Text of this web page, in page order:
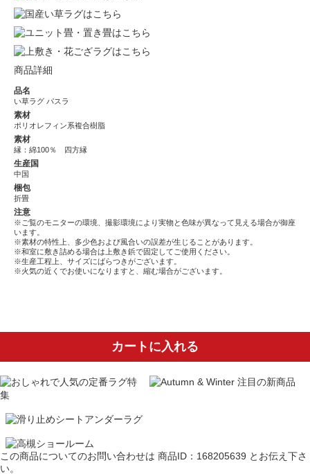
商品詳細
品名
い草ラグ パスラ
素材
ポリオレフィン系複合樹脂
素材
縁：綿100％ 四方縁
生産国
中国
梱包
折畳
注意
※ご覧のモニターの環境、撮影環境により実物と色味が異なって見える場合が御座
います。
※素材の特性上、多少色および風合いの誤差が生じることがあります。
※和室に敷き詰める場合は上敷き鋲で固定してご使用ください。
※生産工程上、サイズにばらつきがございます。
※火気の近くでお使いになりますと、縮む場合がございます。
カートに入れる
この商品についてのお問い合わせは 商品ID：168205639 とお伝え下さ
い。